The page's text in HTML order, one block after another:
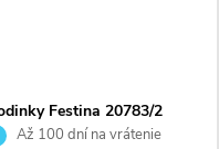
Festina 20783/2
Až 100 dní na vrátenie